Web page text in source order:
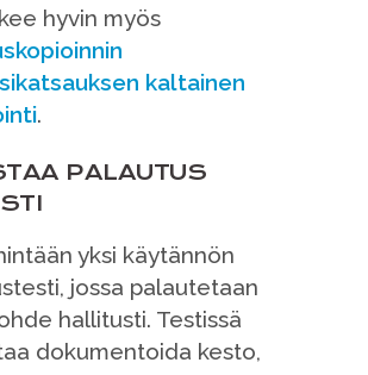
hyvin myös
kaltainen
.
PALAUTUS
yksi käytännön
jossa palautetaan
hallitusti. Testissä
dokumentoida kesto,